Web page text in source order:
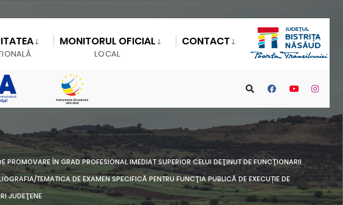
MONITORUL OFICIAL
LOCAL
CONTACT
PROMOVARE ÎN GRAD PROFESIONAL IMEDIAT SUPERIOR CELUI DEŢINUT DE FUNCŢIONARII
TEMATICA DE EXAMEN SPECIFICĂ PENTRU FUNCŢIA PUBLICĂ DE EXECUȚIE DE
JUDEŢENE